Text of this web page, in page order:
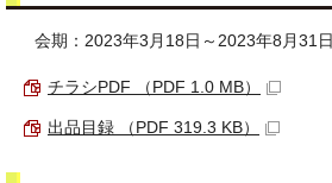
会期：2023年3月18日～2023年8月31日
チラシPDF （PDF 1.0 MB）
出品目録 （PDF 319.3 KB）